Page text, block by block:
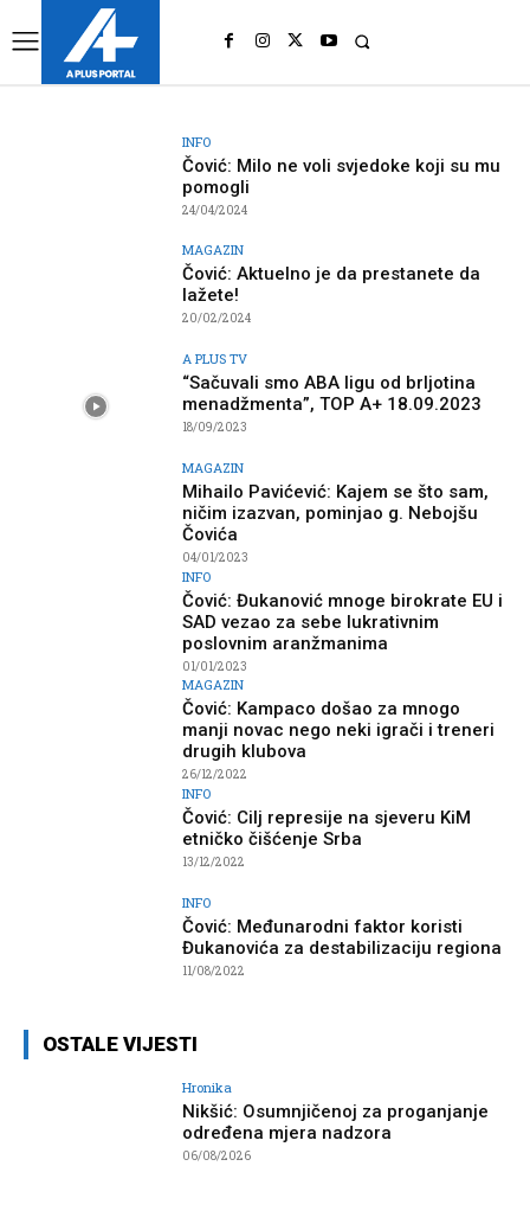
INFO
Čović: Milo ne voli svjedoke koji su mu
pomogli
24/04/2024
MAGAZIN
Čović: Aktuelno je da prestanete da
lažete!
20/02/2024
A PLUS TV
“Sačuvali smo ABA ligu od brljotina
menadžmenta”, TOP A+ 18.09.2023
18/09/2023
MAGAZIN
Mihailo Pavićević: Kajem se što sam,
ničim izazvan, pominjao g. Nebojšu
Čovića
04/01/2023
INFO
Čović: Đukanović mnoge birokrate EU i
SAD vezao za sebe lukrativnim
poslovnim aranžmanima
01/01/2023
MAGAZIN
Čović: Kampaco došao za mnogo
manji novac nego neki igrači i treneri
drugih klubova
26/12/2022
INFO
Čović: Cilj represije na sjeveru KiM
etničko čišćenje Srba
13/12/2022
INFO
Čović: Međunarodni faktor koristi
Đukanovića za destabilizaciju regiona
11/08/2022
OSTALE VIJESTI
Hronika
Nikšić: Osumnjičenoj za proganjanje
određena mjera nadzora
06/08/2026